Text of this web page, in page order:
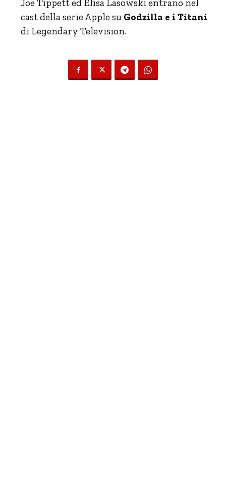
Joe Tippett ed Elisa Lasowski entrano nel
cast della serie Apple su Godzilla e i Titani
di Legendary Television.